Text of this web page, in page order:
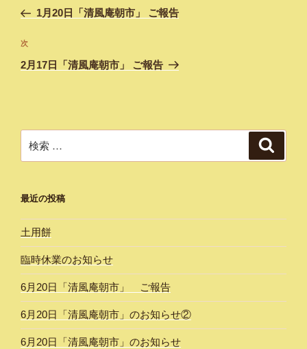
ナ
ビ
ゲ
ン
去
投
稿
1月20日「清風庵朝市」 ご報告
次
の
次
2月17日「清風庵朝市」 ご報告
索:
最近の投稿
土用餅
臨時休業のお知らせ
6月20日「清風庵朝市」 ご報告
6月20日「清風庵朝市」のお知らせ②
6月20日「清風庵朝市」のお知らせ